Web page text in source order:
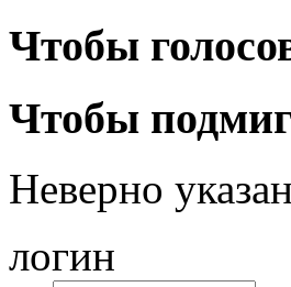
Чтобы
Чтобы
Неверно
логин